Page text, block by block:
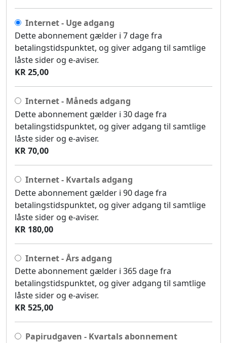
Internet - Uge adgang
Dette abonnement gælder i 7 dage fra
betalingstidspunktet, og giver adgang til samtlige
låste sider og e-aviser.
KR 25,00
Internet - Måneds adgang
Dette abonnement gælder i 30 dage fra
betalingstidspunktet, og giver adgang til samtlige
låste sider og e-aviser.
KR 70,00
Internet - Kvartals adgang
Dette abonnement gælder i 90 dage fra
betalingstidspunktet, og giver adgang til samtlige
låste sider og e-aviser.
KR 180,00
Internet - Års adgang
Dette abonnement gælder i 365 dage fra
betalingstidspunktet, og giver adgang til samtlige
låste sider og e-aviser.
KR 525,00
Papirudgaven - Kvartals abonnement